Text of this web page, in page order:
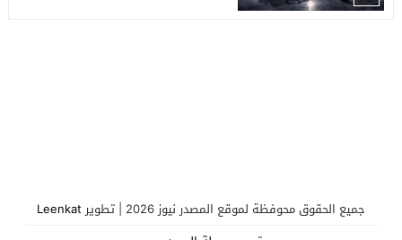
جميع الحقوق محوفظة لموقع المصدر نيوز 2026 | تطوير
Leenkat